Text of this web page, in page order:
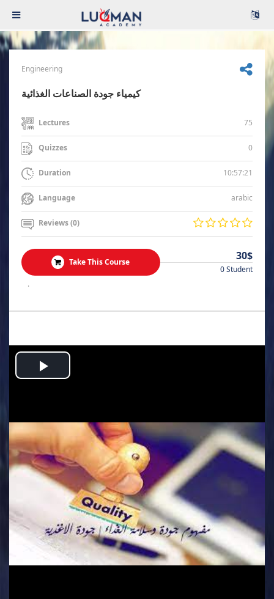
Engineering
كيمياء جودة الصناعات الغذائية
Lectures 75
Quizzes 0
Duration 10:57:21
Language arabic
Reviews (0)
Take This Course 30$
0 Student
.
Play